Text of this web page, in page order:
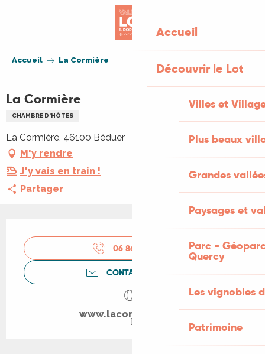
Accueil
Découvrir le Lot
Villes et
Plus beaux
Grandes
Paysages et
Parc -
Quercy
Les vignobles
Patrimoine
Accueil La Cormière
La Cormière
CHAMBRE D'HÔTES
La Cormière, 46100 Béduer
M'y rendre
J'y vais en train !
Partager
Ouverture et coordonnées
06 86 64 77
CONTACTEZ-NOUS
www.lacormiere.com